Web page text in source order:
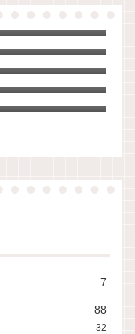
暇の理由は３
思えるように
へ20年分の
ったこと
7
88
32